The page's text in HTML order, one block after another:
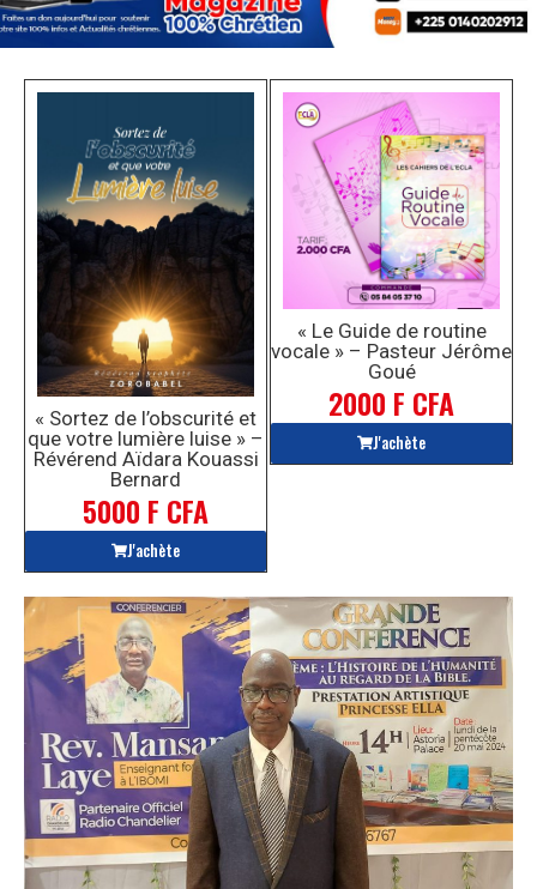
« Sortez de l’obscurité et
que votre lumière luise » –
Révérend Aïdara Kouassi
Bernard
5000 F CFA
J'achète
« Le Guide de routine
vocale » – Pasteur Jérôme
Goué
2000 F CFA
J'achète